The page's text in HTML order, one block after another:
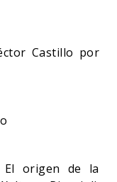
Castillo por
El origen de la